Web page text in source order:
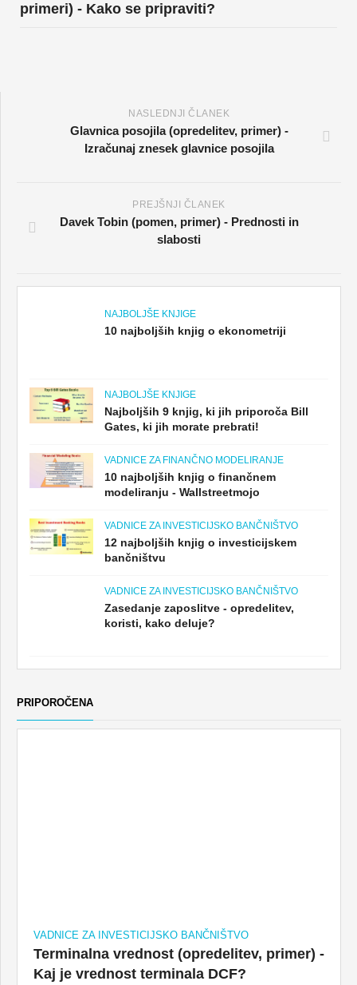
primeri) - Kako se pripraviti?
NASLEDNJI ČLANEK
Glavnica posojila (opredelitev, primer) -
Izračunaj znesek glavnice posojila
PREJŠNJI ČLANEK
Davek Tobin (pomen, primer) - Prednosti in
slabosti
NAJBOLJŠE KNJIGE
10 najboljših knjig o ekonometriji
NAJBOLJŠE KNJIGE
Najboljših 9 knjig, ki jih priporoča Bill
Gates, ki jih morate prebrati!
VADNICE ZA FINANČNO MODELIRANJE
10 najboljših knjig o finančnem
modeliranju - Wallstreetmojo
VADNICE ZA INVESTICIJSKO BANČNIŠTVO
12 najboljših knjig o investicijskem
bančništvu
VADNICE ZA INVESTICIJSKO BANČNIŠTVO
Zasedanje zaposlitve - opredelitev,
koristi, kako deluje?
PRIPOROČENA
VADNICE ZA INVESTICIJSKO BANČNIŠTVO
Terminalna vrednost (opredelitev, primer) -
Kaj je vrednost terminala DCF?